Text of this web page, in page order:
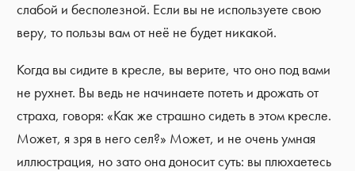
слабой и бесполезной. Если вы не используете свою
веру, то пользы вам от неё не будет никакой.
Когда вы сидите в кресле, вы верите, что оно под вами
не рухнет. Вы ведь не начинаете потеть и дрожать от
страха, говоря: «Как же страшно сидеть в этом кресле.
Может, я зря в него сел?» Может, и не очень умная
иллюстрация, но зато она доносит суть: вы плюхаетесь